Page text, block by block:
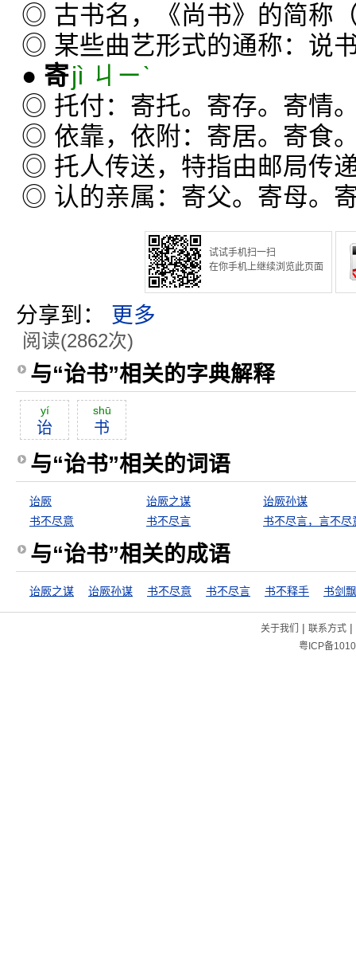
◎ 古书名，《尚书》的简称
◎ 某些曲艺形式的通称：说
● 寄jì ㄐㄧˋ
◎ 托付：寄托。寄存。寄情
◎ 依靠，依附：寄居。寄食
◎ 托人传送，特指由邮局传
◎ 认的亲属：寄父。寄母。
试试手机扫一扫
在你手机上继续浏览此页面
分享到： 更多
阅读(2862次)
与“诒书”相关的字典解释
yí
诒
shū
书
与“诒书”相关的词语
诒厥 诒厥之谋
诒厥孙谋
书不尽意
书不尽言 书不尽言，言不尽
与“诒书”相关的成语
诒厥之谋 诒厥孙谋 书不尽意 书不尽言 书不释手 书剑
关于我们 | 联系方式|
粤ICP备